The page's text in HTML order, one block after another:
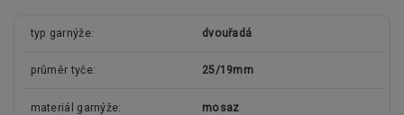
typ garnýže dvouřadá
průměr tyče 25/19mm
materiál garnýže mosaz